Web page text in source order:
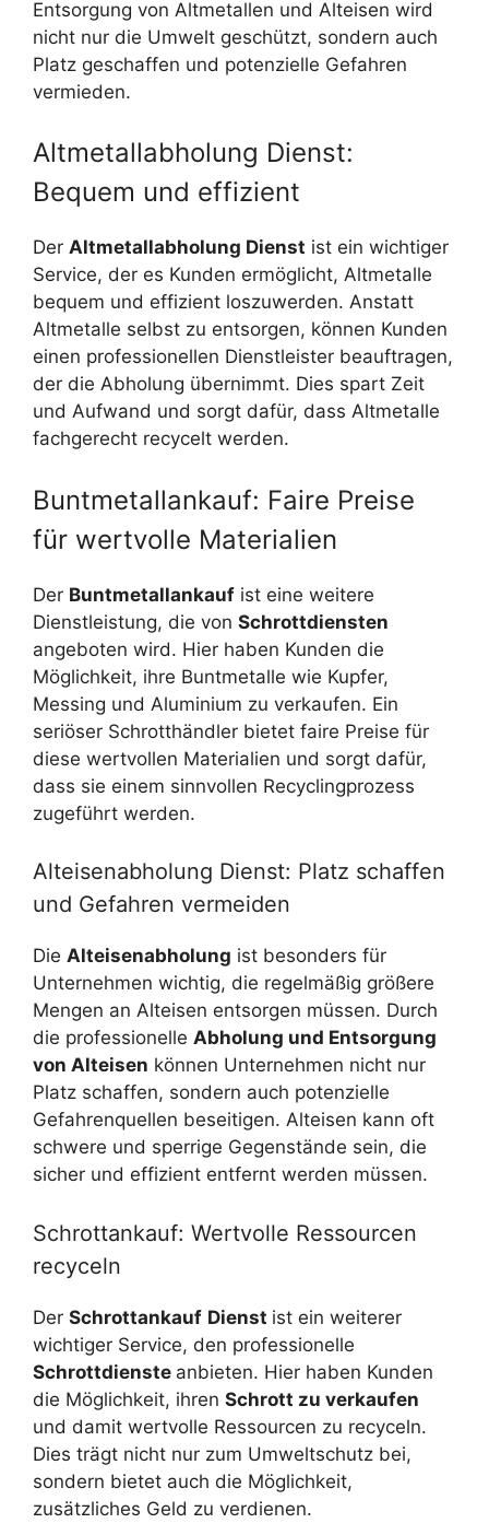
Entsorgung von Altmetallen und Alteisen wird
nicht nur die Umwelt geschützt, sondern auch
Platz geschaffen und potenzielle Gefahren
vermieden.
Altmetallabholung Dienst:
Bequem und effizient
Der Altmetallabholung Dienst ist ein wichtiger
Service, der es Kunden ermöglicht, Altmetalle
bequem und effizient loszuwerden. Anstatt
Altmetalle selbst zu entsorgen, können Kunden
einen professionellen Dienstleister beauftragen,
der die Abholung übernimmt. Dies spart Zeit
und Aufwand und sorgt dafür, dass Altmetalle
fachgerecht recycelt werden.
Buntmetallankauf: Faire Preise
für wertvolle Materialien
Der Buntmetallankauf ist eine weitere
Dienstleistung, die von Schrottdiensten
angeboten wird. Hier haben Kunden die
Möglichkeit, ihre Buntmetalle wie Kupfer,
Messing und Aluminium zu verkaufen. Ein
seriöser Schrotthändler bietet faire Preise für
diese wertvollen Materialien und sorgt dafür,
dass sie einem sinnvollen Recyclingprozess
zugeführt werden.
Alteisenabholung Dienst: Platz schaffen
und Gefahren vermeiden
Die Alteisenabholung ist besonders für
Unternehmen wichtig, die regelmäßig größere
Mengen an Alteisen entsorgen müssen. Durch
die professionelle Abholung und Entsorgung
von Alteisen können Unternehmen nicht nur
Platz schaffen, sondern auch potenzielle
Gefahrenquellen beseitigen. Alteisen kann oft
schwere und sperrige Gegenstände sein, die
sicher und effizient entfernt werden müssen.
Schrottankauf: Wertvolle Ressourcen
recyceln
Der Schrottankauf Dienst ist ein weiterer
wichtiger Service, den professionelle
Schrottdienste anbieten. Hier haben Kunden
die Möglichkeit, ihren Schrott zu verkaufen
und damit wertvolle Ressourcen zu recyceln.
Dies trägt nicht nur zum Umweltschutz bei,
sondern bietet auch die Möglichkeit,
zusätzliches Geld zu verdienen.